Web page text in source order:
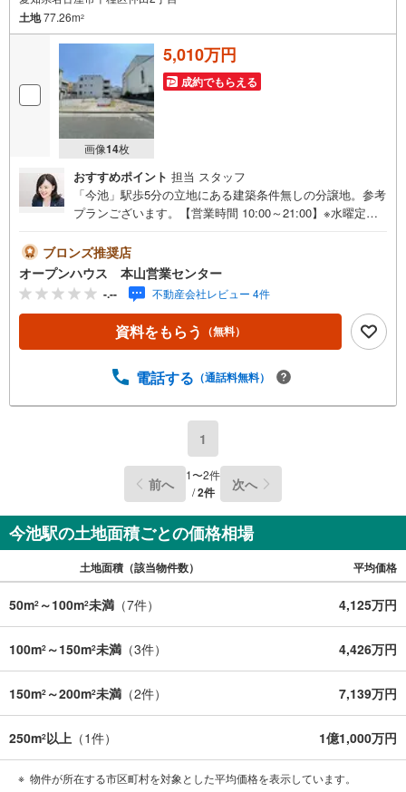
土地77.26m2
画像14枚
5,010万円
成約でもらえる
おすすめポイント 担当 スタッフ
「今池」駅歩5分の立地にある建築条件無しの分譲地。参考
プランございます。【営業時間 10:00～21:00】※水曜定休
気軽にご連絡ください！現地を見学される場合は「室内・
現地を見学する（無料）」ボタンよりご希望の日時をご記
入いただけますとスムーズにご案内が可能です。◎現地の
ご案内について・平日や夜遅い時間帯もご案内が可能 ※定
休日を除く・経験豊富なスタッフが物件詳細を丁寧にご説
明いたします。・車でご自宅や最寄り駅等、ご指定の場所
す。◎個別FP相談会 無料物件のご紹介だけでなく住宅ロ
という方も大歓迎です！年間8000棟以上の限定物件を発表
ます。ぜひお気軽にご連絡・ご相談ください！※限定物件:
当社のみ、もしくは当社を含めた数社でのみご紹介可能な
オープンハウス・ディベロップメントの物件
ブロンズ推奨店
オープンハウス 本山営業センター
-.-- 不動産会社レビュー 4件
資料をもらう （無料）
電話する （通話料無料）
1
前へ 1〜2件
/2件 次へ
今池駅の土地面積ごとの価格相場
土地面積（該当物件数） 平均価格
50m2 ～100m2未満 （7件） 4,125万円
100m2 ～150m2未満 （3件） 4,426万円
150m2 ～200m2未満 （2件） 7,139万円
250m2以上 （1件） 1億1,000万円
物件が所在する市区町村を対象とした平均価格を表示しています。